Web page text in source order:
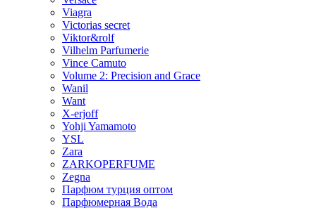
Viagra
Victorias secret
Viktor&rolf
Vilhelm Parfumerie
Vince Camuto
Volume 2: Precision and Grace
Wanil
Want
X-erjoff
Yohji Yamamoto
YSL
Zara
ZARKOPERFUME
Zegna
Парфюм турция оптом
Парфюмерная Вода